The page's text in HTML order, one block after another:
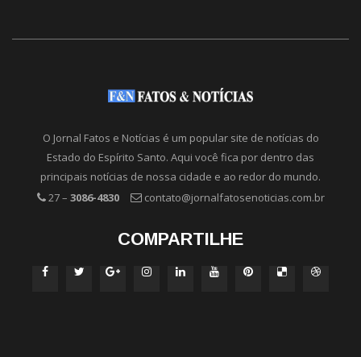
O Jornal Fatos e Notícias é um popular site de notícias do
Estado do Espírito Santo. Aqui você fica por dentro das
principais notícias de nossa cidade e ao redor do mundo.
27 – 3086-4830 contato@jornalfatosenoticias.com.br
COMPARTILHE